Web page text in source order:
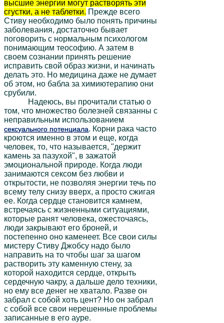
высшие энергии могут растворять эти
сгустки, а не таблетки. Прежде всего
Стиву необходимо было понять причины
заболевания, достаточно бывает
поговорить с нормальным психологом
понимающим теософию. А затем в
своем сознании принять решение
исправить свой образ жизни, и начинать
делать это. Но медицина даже не думает
об этом, но бабла за химиютерапию они
срубили.
Надеюсь, вы прочитали статью о
том, что множество болезней связанны с
неправильным использованием
сексуального потенциала. Корни рака часто
кроются именно в этом и еще, когда
человек, то, что называется, "держит
камень за пазухой", в зажатой
эмоциональной природе. Когда люди
занимаются сексом без любви и
открытости, не позволяя энергии течь по
всему телу снизу вверх, а просто сжигая
ее. Когда сердце становится камнем,
встречаясь с жизненными ситуациями,
которые ранят человека, ожесточаясь,
люди закрывают его броней, и
постепенно оно каменеет. Все свои силы
мистеру Стиву Джобсу надо было
направить на то чтобы шаг за шагом
растворить эту каменную стену, за
которой находится сердце, открыть
сердечную чакру, а дальше дело техники,
но ему все денег не хватало. Разве он
забрал с собой хоть цент? Но он забрал
с собой все свои нерешенные проблемы
записанные в его ауре.